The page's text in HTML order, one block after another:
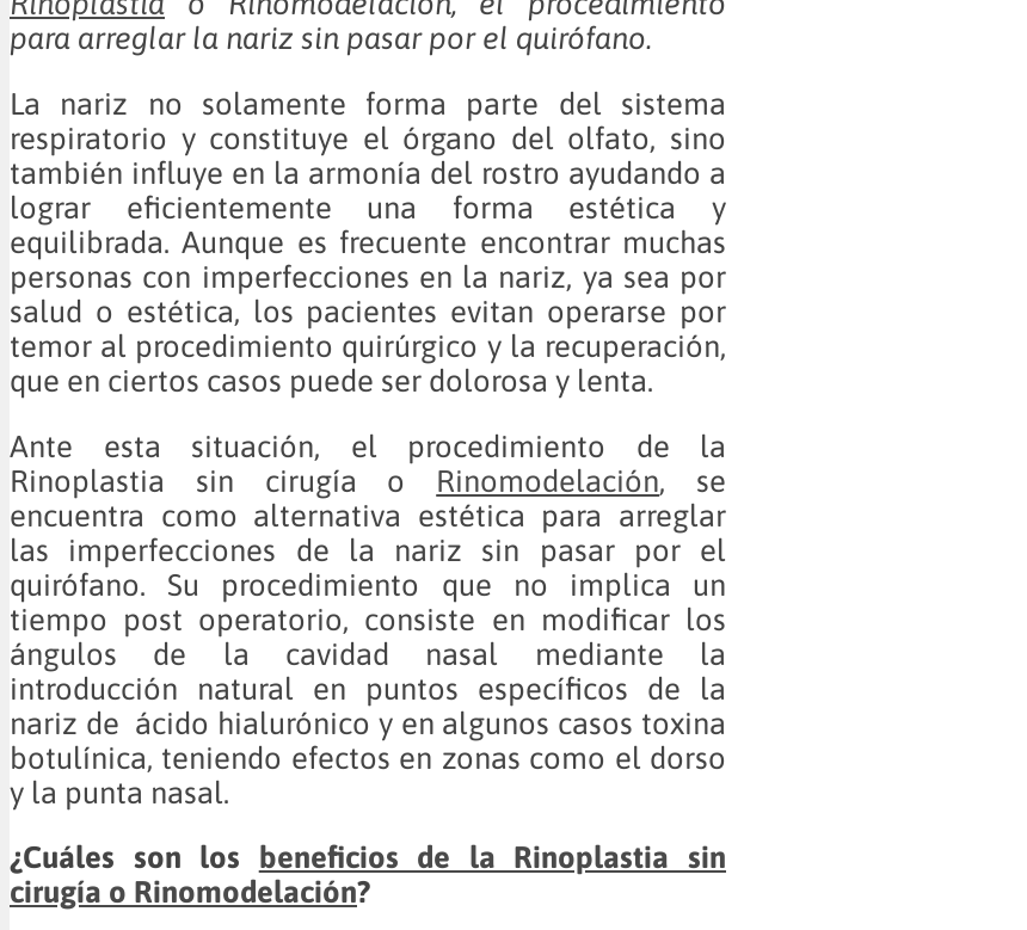
para arreglar la nariz sin pasar por el quirófano.
La nariz no solamente forma parte del sistema
respiratorio y constituye el órgano del olfato, sino
también influye en la armonía del rostro ayudando a
lograr eficientemente una forma estética y
equilibrada. Aunque es frecuente encontrar muchas
personas con imperfecciones en la nariz, ya sea por
salud o estética, los pacientes evitan operarse por
temor al procedimiento quirúrgico y la recuperación,
que en ciertos casos puede ser dolorosa y lenta.
Ante esta situación, el procedimiento de la
Rinoplastia sin cirugía o Rinomodelación, se
encuentra como alternativa estética para arreglar
las imperfecciones de la nariz sin pasar por el
quirófano. Su procedimiento que no implica un
tiempo post operatorio, consiste en modificar los
ángulos de la cavidad nasal mediante la
introducción natural en puntos específicos de la
nariz de ácido hialurónico y en algunos casos toxina
botulínica, teniendo efectos en zonas como el dorso
y la punta nasal.
¿Cuáles son los beneficios de la Rinoplastia sin
cirugía o Rinomodelación?